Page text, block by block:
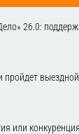
26.0:
пройдет
или